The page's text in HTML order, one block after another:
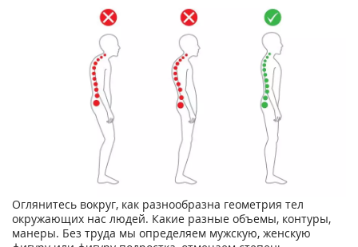
Оглянитесь вокруг, как разнообразна геометрия тел
окружающих нас людей. Какие разные объемы, контуры,
манеры. Без труда мы определяем мужскую, женскую